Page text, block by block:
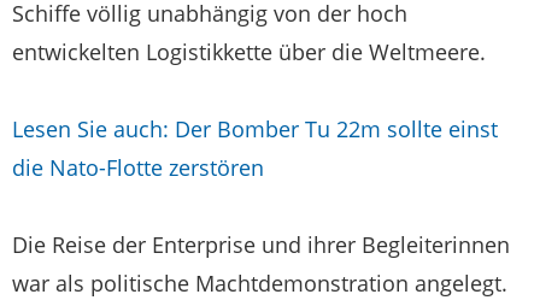
Schiffe völlig unabhängig von der hoch
entwickelten Logistikkette über die Weltmeere.
Lesen Sie auch: Der Bomber Tu 22m sollte einst
die Nato-Flotte zerstören
Die Reise der Enterprise und ihrer Begleiterinnen
war als politische Machtdemonstration angelegt.